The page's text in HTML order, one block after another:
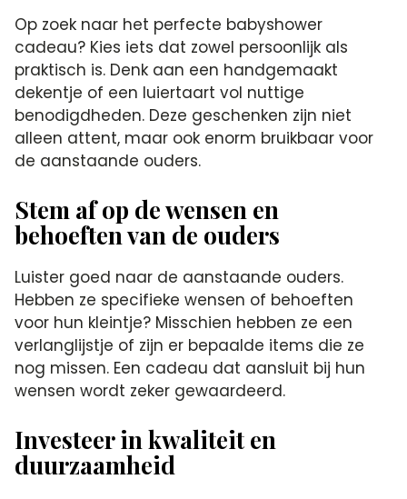
Op zoek naar het perfecte babyshower
cadeau? Kies iets dat zowel persoonlijk als
praktisch is.​ Denk aan een handgemaakt
dekentje of een luiertaart vol nuttige
benodigdheden.​ Deze geschenken zijn niet
alleen attent, maar ook enorm bruikbaar voor
de aanstaande ouders.​
Stem af op de wensen en
behoeften van de ouders
Luister goed naar de aanstaande ouders.​
Hebben ze specifieke wensen of behoeften
voor hun kleintje? Misschien hebben ze een
verlanglijstje of zijn er bepaalde items die ze
nog missen.​ Een cadeau dat aansluit bij hun
wensen wordt zeker gewaardeerd.​
Investeer in kwaliteit en
duurzaamheid